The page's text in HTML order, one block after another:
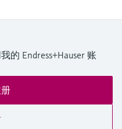
的 Endress+Hauser 账